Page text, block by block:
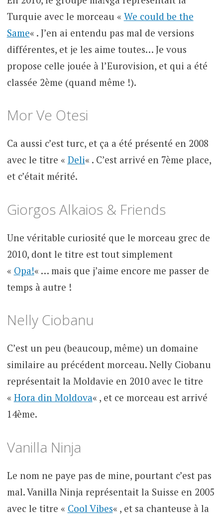
Turquie avec le morceau « We could be the
Same« . J’en ai entendu pas mal de versions
différentes, et je les aime toutes… Je vous
propose celle jouée à l’Eurovision, et qui a été
classée 2ème (quand même !).
Mor Ve Otesi
Ca aussi c’est turc, et ça a été présenté en 2008
avec le titre « Deli« . C’est arrivé en 7ème place,
et c’était mérité.
Giorgos Alkaios & Friends
Une véritable curiosité que le morceau grec de
2010, dont le titre est tout simplement
« Opa!« … mais que j’aime encore me passer de
temps à autre !
Nelly Ciobanu
C’est un peu (beaucoup, même) un domaine
similaire au précédent morceau. Nelly Ciobanu
représentait la Moldavie en 2010 avec le titre
« Hora din Moldova« , et ce morceau est arrivé
14ème.
Vanilla Ninja
Le nom ne paye pas de mine, pourtant c’est pas
mal. Vanilla Ninja représentait la Suisse en 2005
avec le titre « Cool Vibes« , et sa chanteuse à la